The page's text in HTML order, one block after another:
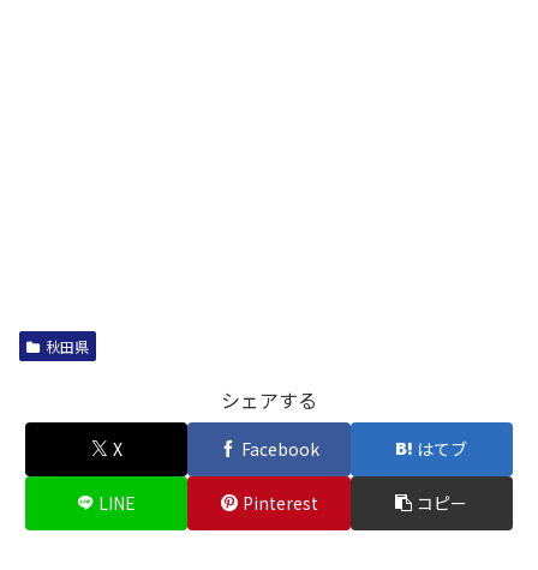
秋田県
シェアする
X Facebook はてブ
LINE Pinterest コピー